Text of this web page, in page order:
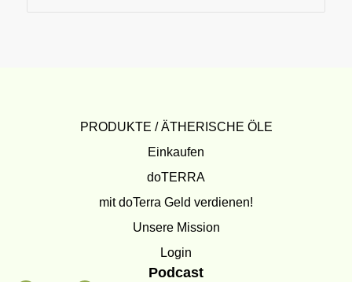
PRODUKTE / ÄTHERISCHE ÖLE
Einkaufen
doTERRA
mit doTerra Geld verdienen!
Unsere Mission
Login
Podcast